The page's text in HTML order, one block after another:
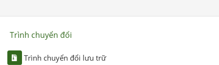
Trình chuyển đổi
Trình chuyển đổi lưu trữ